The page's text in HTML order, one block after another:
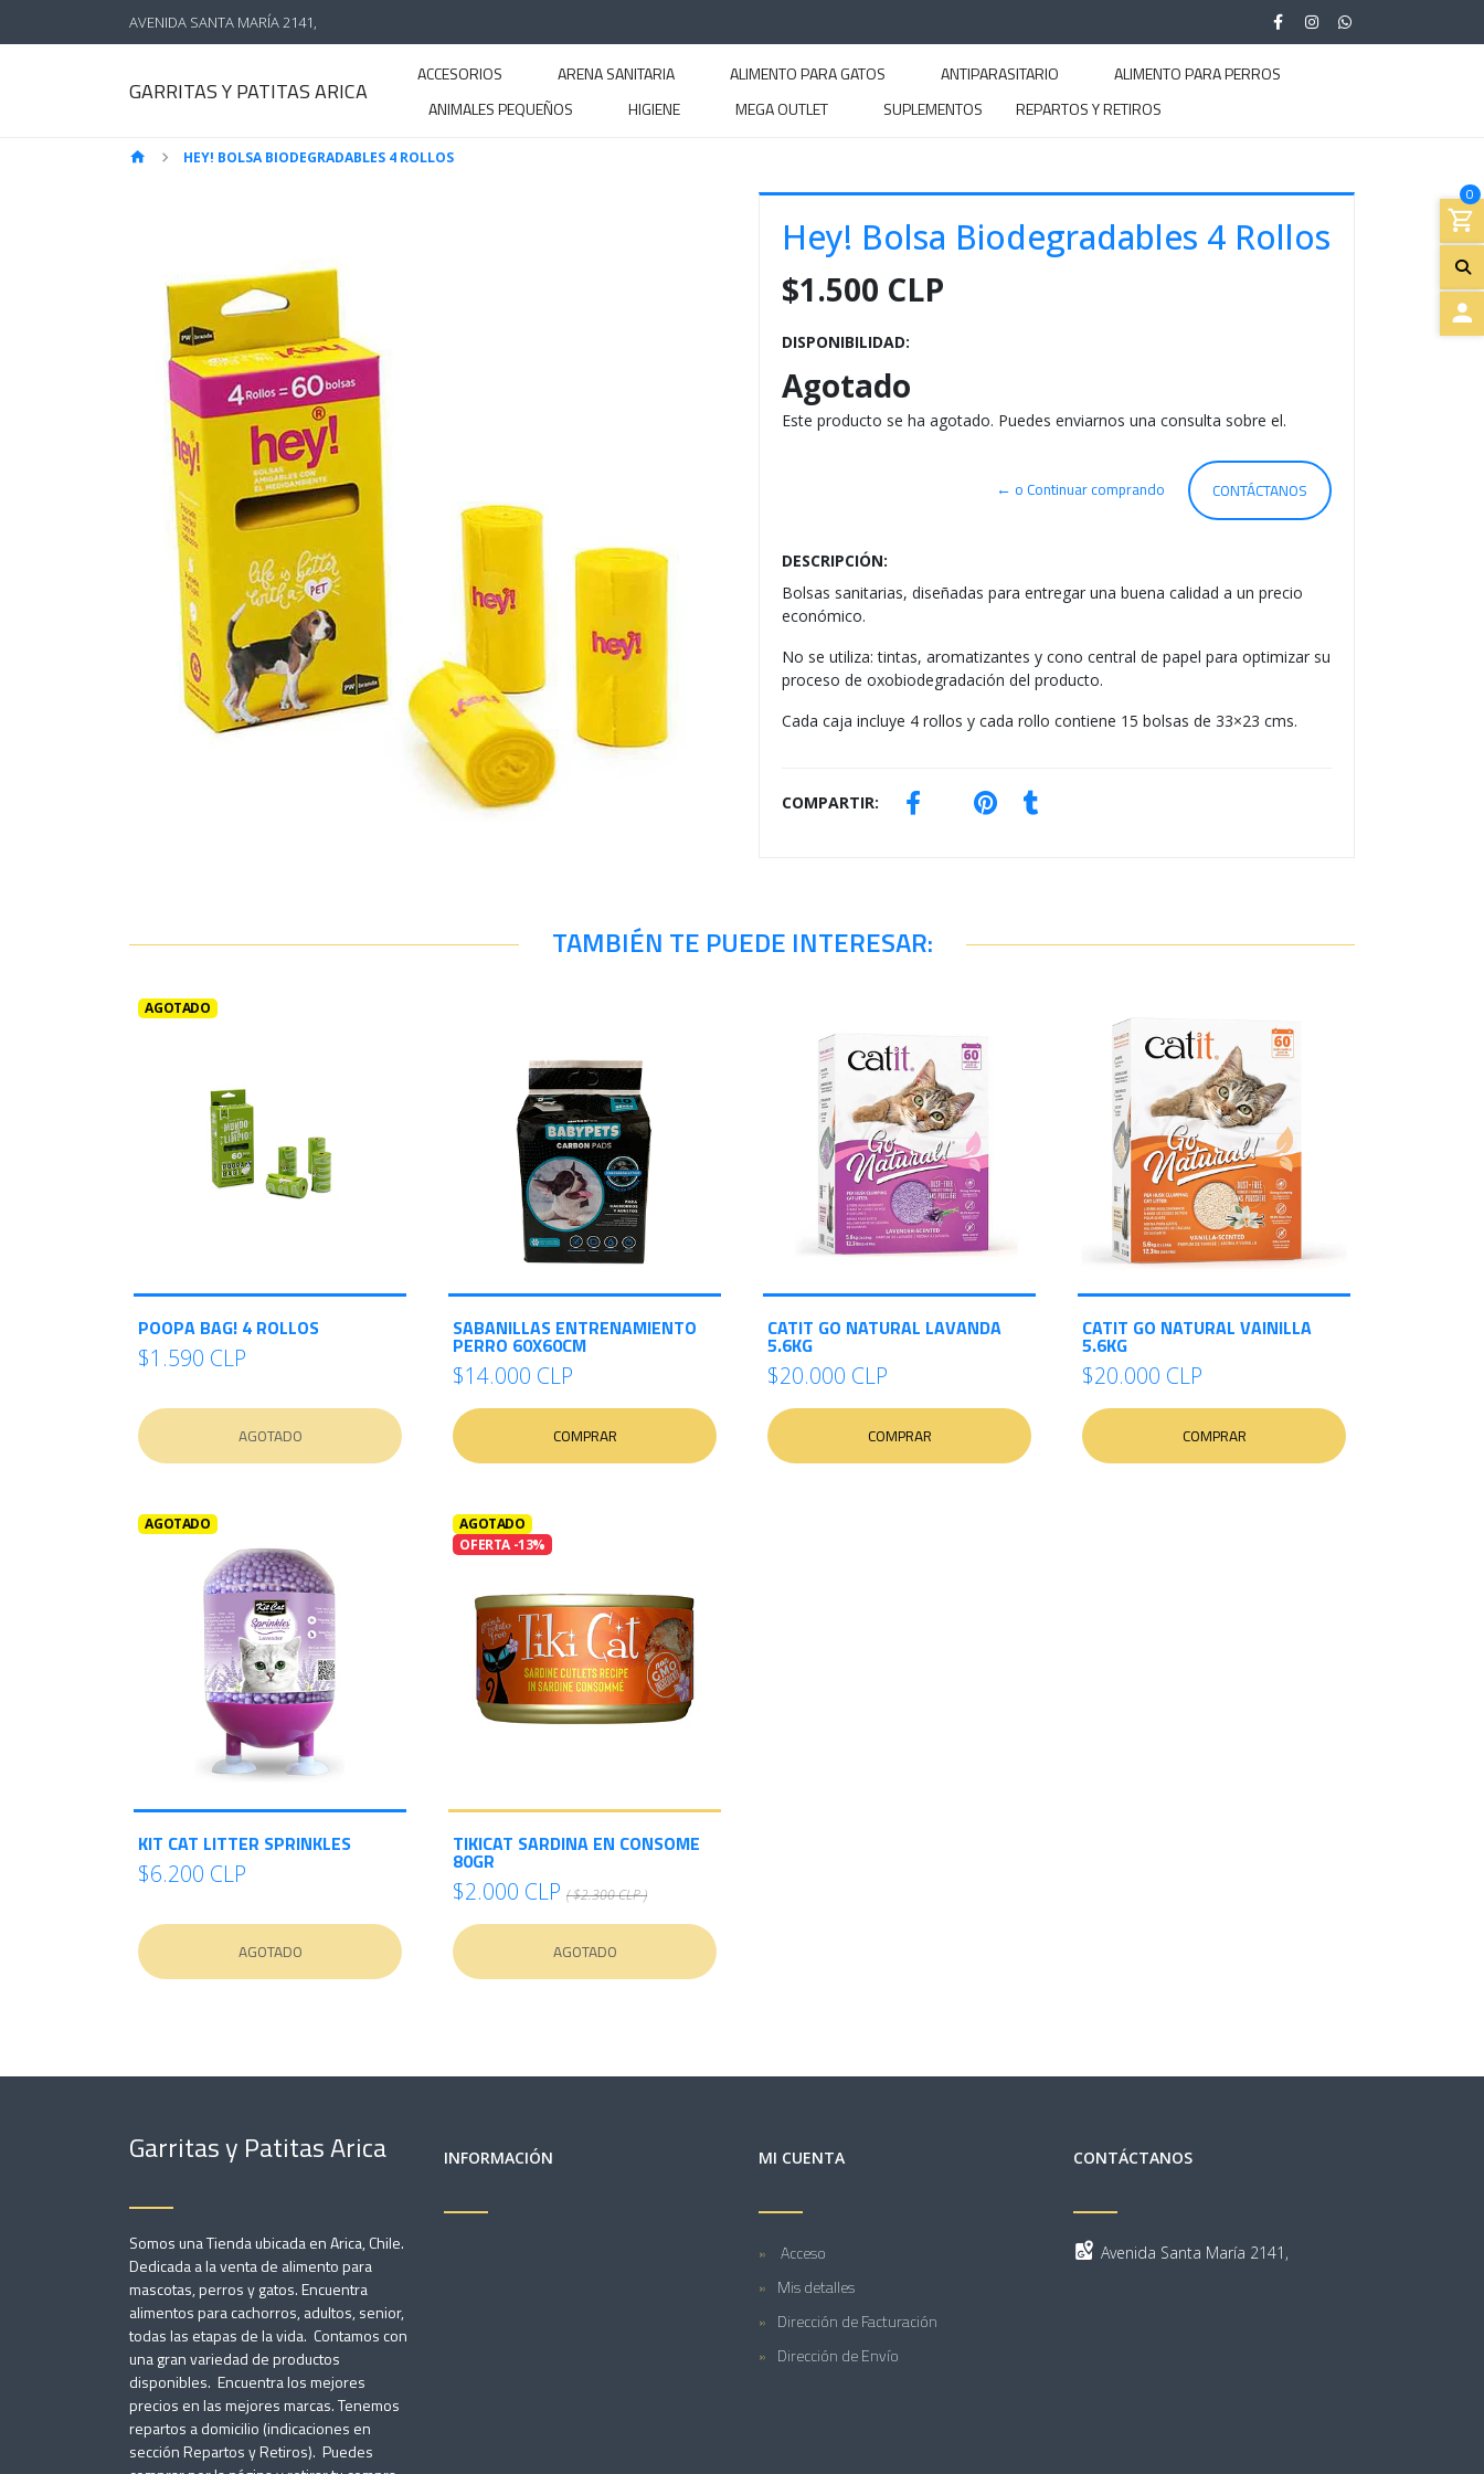
AVENIDA SANTA MARÍA 2141,
GARRITAS Y PATITAS ARICA
ACCESORIOS ARENA SANITARIA ALIMENTO PARA GATOS ANTIPARASITARIO
ALIMENTO PARA PERROS
ANIMALES PEQUEÑOS
HIGIENE MEGA OUTLET SUPLEMENTOS REPARTOS Y RETIROS
0
HEY! BOLSA BIODEGRADABLES 4 ROLLOS
Hey! Bolsa Biodegradables 4 Rollos
$1.500 CLP
DISPONIBILIDAD:
Agotado
Este producto se ha agotado. Puedes enviarnos una consulta sobre el.
CONTÁCTANOS
← o Continuar comprando
DESCRIPCIÓN:
Bolsas sanitarias, diseñadas para entregar una buena calidad a un precio
económico.
No se utiliza: tintas, aromatizantes y cono central de papel para optimizar su
proceso de oxobiodegradación del producto.
Cada caja incluye 4 rollos y cada rollo contiene 15 bolsas de 33×23 cms.
COMPARTIR:
TAMBIÉN TE PUEDE INTERESAR:
AGOTADO
POOPA BAG! 4 ROLLOS
$1.590 CLP
AGOTADO
SABANILLAS ENTRENAMIENTO
PERRO 60X60CM
$14.000 CLP
COMPRAR
CATIT GO NATURAL LAVANDA
5.6KG
$20.000 CLP
COMPRAR
CATIT GO NATURAL VAINILLA
5.6KG
$20.000 CLP
COMPRAR
AGOTADO
KIT CAT LITTER SPRINKLES
$6.200 CLP
AGOTADO
AGOTADO
OFERTA -13%
TIKICAT SARDINA EN CONSOME
80GR
$2.000 CLP ( $2.300 CLP )
AGOTADO
Garritas y Patitas Arica
Somos una Tienda ubicada en Arica, Chile.
Dedicada a la venta de alimento para
mascotas, perros y gatos. Encuentra
alimentos para cachorros, adultos, senior,
todas las etapas de la vida. Contamos con
una gran variedad de productos
disponibles. Encuentra los mejores
precios en las mejores marcas. Tenemos
repartos a domicilio (indicaciones en
sección Repartos y Retiros). Puedes
INFORMACIÓN MI CUENTA
Acceso
Mis detalles
Dirección de Facturación
Dirección de Envío
CONTÁCTANOS
Avenida Santa María 2141,